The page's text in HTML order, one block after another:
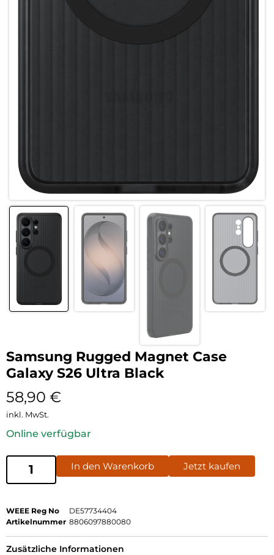
Samsung Rugged Magnet Case
Galaxy S26 Ultra Black
58,90 €
inkl. MwSt.
Online verfügbar
In den Warenkorb Jetzt kaufen
WEEE Reg No
DE57734404
Artikelnummer 8806097880080
Zusätzliche Informationen